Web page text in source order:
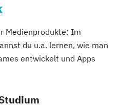
Medienprodukte: Im
du u.a. lernen, wie man
entwickelt und Apps